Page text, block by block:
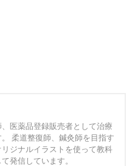
医薬品登録販売者として治療
柔道整復師、鍼灸師を目指す
ジナルイラストを使って教科
発信しています。